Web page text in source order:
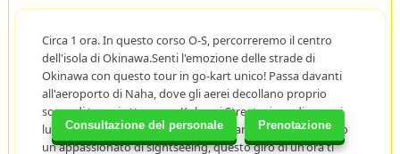
Consultazione del personale Prenotazione
Circa 1 ora. In questo corso O-S, percorreremo il centro
dell'isola di Okinawa.Senti l'emozione delle strade di
Okinawa con questo tour in go-kart unico! Passa davanti
all'aeroporto di Naha, dove gli aerei decollano proprio
sopra di te, poi attraversa Kokusai Street, piena di negozi,
luci e divertimento. Che tu sia un amante dell'adrenalina o
un appassionato di sightseeing, questo giro di un'ora ti